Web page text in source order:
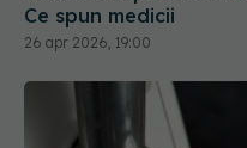
Ce spun medicii
26 apr 2026, 19:00